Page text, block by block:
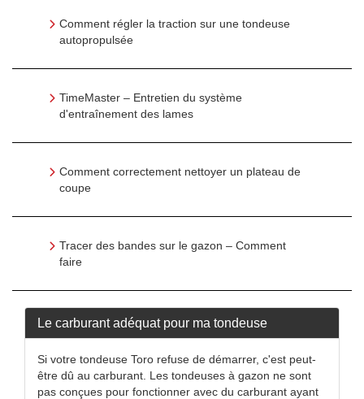
Comment régler la traction sur une tondeuse
autopropulsée
TimeMaster – Entretien du système
d'entraînement des lames
Comment correctement nettoyer un plateau de
coupe
Tracer des bandes sur le gazon – Comment
faire
Le carburant adéquat pour ma tondeuse
Si votre tondeuse Toro refuse de démarrer, c'est peut-
être dû au carburant. Les tondeuses à gazon ne sont
pas conçues pour fonctionner avec du carburant ayant